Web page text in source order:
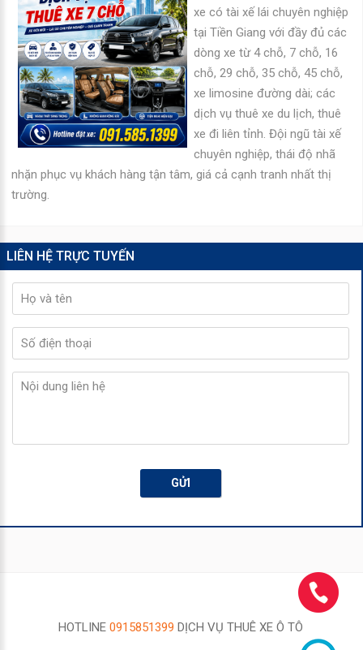
xe có tài xế lái chuyên nghiệp
tại Tiền Giang với đầy đủ các
dòng xe từ 4 chỗ, 7 chỗ, 16
chỗ, 29 chỗ, 35 chỗ, 45 chỗ,
xe limosine đường dài; các
dịch vụ thuê xe du lịch, thuê
xe đi liên tỉnh. Đội ngũ tài xế
chuyên nghiệp, thái độ nhã
nhặn phục vụ khách hàng tận tâm, giá cả cạnh tranh nhất thị
trường.
LIÊN HỆ TRỰC TUYẾN
GỬI
HOTLINE 0915851399 DỊCH VỤ THUÊ XE Ô TÔ